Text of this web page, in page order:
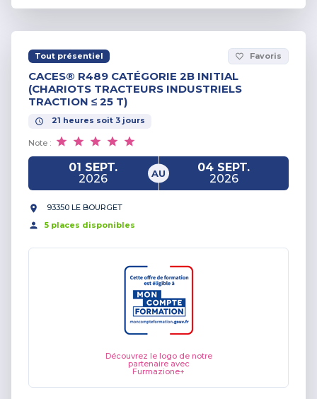
Tout présentiel favorite_border Favoris
CACES® R489 CATÉGORIE 2B INITIAL
(CHARIOTS TRACTEURS INDUSTRIELS
TRACTION ≤ 25 T)
21 heures soit 3 jours
Note :
01 SEPT.
2026
AU
04 SEPT.
2026
93350 LE BOURGET
5 places disponibles
Découvrez le logo de notre
partenaire avec
Furmazione+